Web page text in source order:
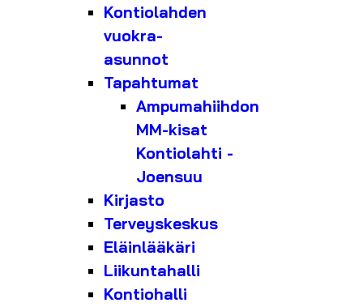
Kontiolahden
vuokra-
asunnot
Tapahtumat
Ampumahiihdon
MM-kisat
Kontiolahti -
Joensuu
Kirjasto
Terveyskeskus
Eläinlääkäri
Liikuntahalli
Kontiohalli